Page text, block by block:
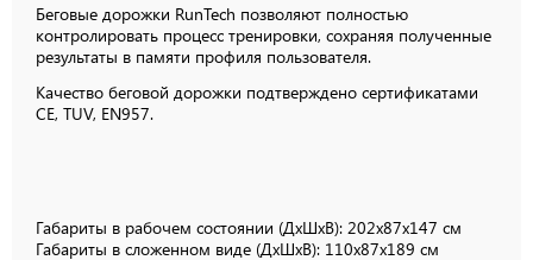
Беговые дорожки RunTech позволяют полностью
контролировать процесс тренировки, сохраняя полученные
результаты в памяти профиля пользователя.
Качество беговой дорожки подтверждено сертификатами
CE, TUV, EN957.
Габариты в рабочем состоянии (ДхШхВ): 202x87x147 см
Габариты в сложенном виде (ДхШхВ): 110x87x189 см